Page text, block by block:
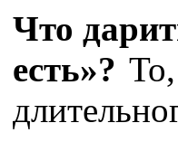
Что
есть»?